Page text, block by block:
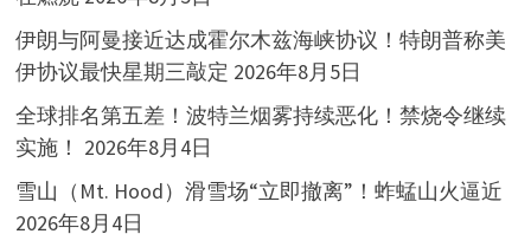
伊朗与阿曼接近达成霍尔木兹海峡协议！特朗普称美
伊协议最快星期三敲定 2026年8月5日
全球排名第五差！波特兰烟雾持续恶化！禁烧令继续
实施！ 2026年8月4日
雪山（Mt. Hood）滑雪场“立即撤离”！蚱蜢山火逼近
2026年8月4日